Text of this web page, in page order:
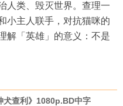
人类、毁灭世界。查理一
小主人联手，对抗猫咪的
解「英雄」的意义：不是
犬查利》1080p.BD中字